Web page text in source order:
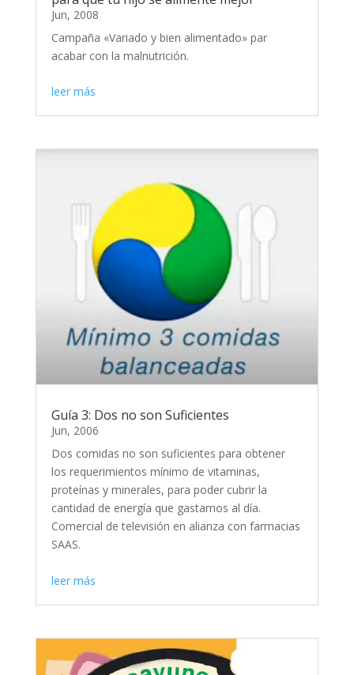
Jun, 2008
Campaña «Variado y bien alimentado» par
acabar con la malnutrición.
leer más
Guía 3: Dos no son Suficientes
Jun, 2006
Dos comidas no son suficientes para obtener
los requerimientos mínimo de vitaminas,
proteínas y minerales, para poder cubrir la
cantidad de energía que gastamos al día.
Comercial de televisión en alianza con farmacias
SAAS.
leer más